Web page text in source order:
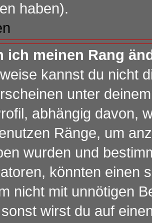
haben).
ich meinen Rang
kannst du nicht
unter
abhängig davon,
Ränge, um
wurden und
könnten einen
nicht mit unnötigen
wirst du auf